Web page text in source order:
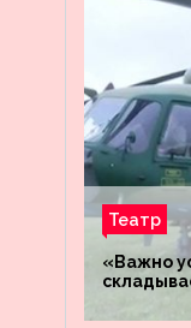
Театр
«Важно
«Днепр»